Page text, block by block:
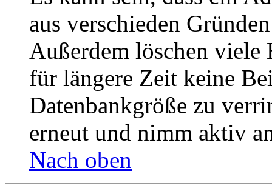
aus verschieden
Außerdem löschen viele
für längere Zeit keine
Datenbankgröße zu
erneut und nimm aktiv
Nach oben